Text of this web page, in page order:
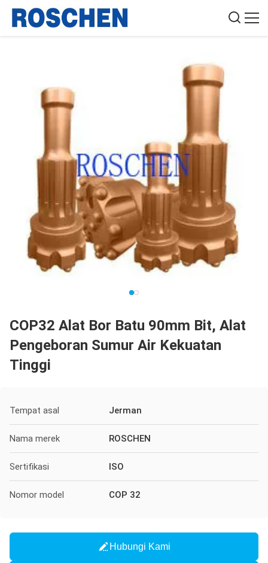
COP32 Alat Bor Batu 90mm Bit, Alat
Pengeboran Sumur Air Kekuatan
Tinggi
Tempat asal Jerman
Nama merek ROSCHEN
Sertifikasi ISO
Nomor model COP 32
Hubungi Kami